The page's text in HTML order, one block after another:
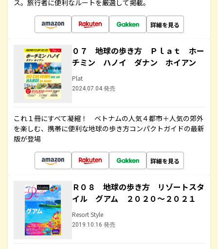
ス。旅行者に便利なルートを厳選して掲載。
詳細を見る
０７ 地球の歩き方 Ｐｌａｔ ホー
チミン ハノイ ダナン ホイアン
Plat
2024.07.04 発売
これ１冊にすべて凝縮！ ベトナムの人気４都市＋人気の郊外
を楽しむ、携帯に便利な地球の歩き方コンパクトガイドの最新
版が登場
詳細を見る
Ｒ０８ 地球の歩き方 リゾートスタ
イル グアム ２０２０～２０２１
Resort Style
2019.10.16 発売